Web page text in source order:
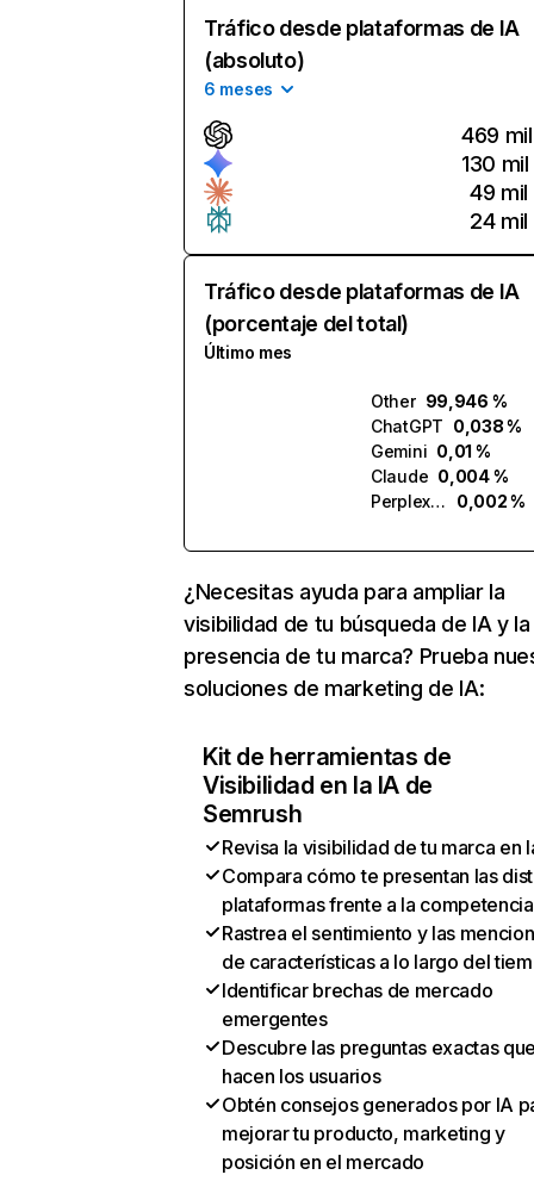
Tráfico desde plataformas de IA
(absoluto)
6 meses
469 mil
130 mil
49 mil
24 mil
Tráfico desde plataformas de IA
(porcentaje del total)
Último mes
Other 99,946 %
ChatGPT 0,038 %
Gemini 0,01 %
Claude 0,004 %
Perplexity
0,002 %
¿Necesitas ayuda para ampliar la
visibilidad de tu búsqueda de IA y la
presencia de tu marca? Prueba
soluciones de marketing de IA:
Kit de herramientas de
Visibilidad en la IA de
Semrush
Revisa la visibilidad de tu marca en
Compara cómo te presentan las
plataformas frente a la competencia
Rastrea el sentimiento y las
de características a lo largo del
Identificar brechas de mercado
emergentes
Descubre las preguntas exactas
hacen los usuarios
Obtén consejos generados por IA
mejorar tu producto, marketing y
posición en el mercado